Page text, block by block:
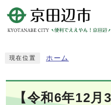
現在位置 ホーム
【令和6年12月